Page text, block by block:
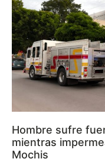
Hombre sufre
mientras
Mochis